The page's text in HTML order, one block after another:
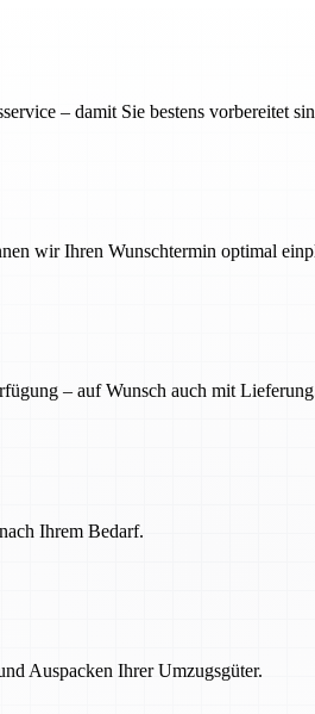
– damit Sie bestens vorbereitet
wir Ihren Wunschtermin optimal
– auf Wunsch auch mit
Ihrem Bedarf.
Auspacken Ihrer Umzugsgüter.